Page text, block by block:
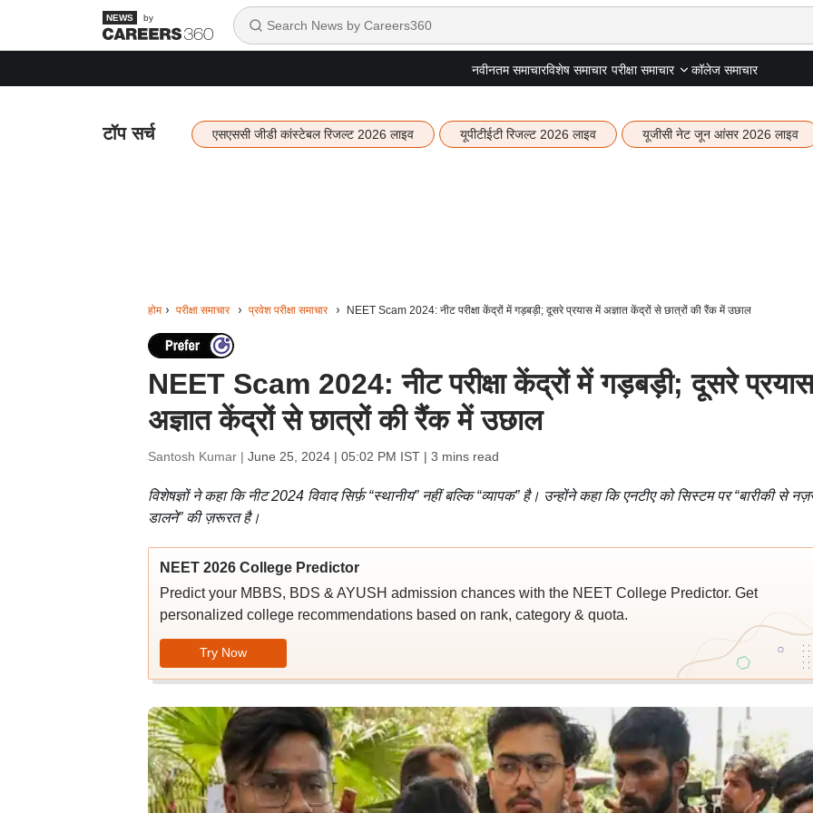
by
नवीनतम समाचारविशेष समाचार परीक्षा समाचार कॉलेज समाचार
टॉप सर्च एसएससी जीडी कांस्टेबल रिजल्ट 2026 लाइव यूपीटीईटी रिजल्ट 2026 लाइव यूजीसी नेट जून आंसर 2026 लाइव
होम परीक्षा समाचार प्रवेश परीक्षा समाचार NEET Scam 2024: नीट परीक्षा केंद्रों में गड़बड़ी; दूसरे प्रयास में अज्ञात केंद्रों से छात्रों की रैंक में उछाल
NEET Scam 2024: नीट परीक्षा केंद्रों में गड़बड़ी; दूसरे
अज्ञात केंद्रों से छात्रों की रैंक में उछाल
Santosh Kumar | June 25, 2024 | 05:02 PM IST| 3 mins read
विशेषज्ञों ने कहा कि नीट 2024 विवाद सिर्फ़ “स्थानीय” नहीं बल्कि “व्यापक” है। उन्होंने कहा कि एनटीए को सिस्टम पर “बारीकी से
डालने” की ज़रूरत है।
NEET 2026 College Predictor
Predict your MBBS, BDS & AYUSH admission chances with the NEET College Predictor. Get
personalized college recommendations based on rank, category & quota.
Try Now